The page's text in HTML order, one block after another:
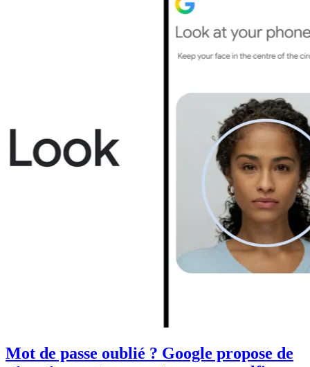
Mot de passe oublié ? Google propose de